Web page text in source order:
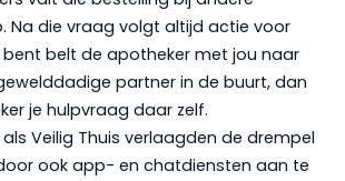
Na die vraag volgt altijd actie voor
bent belt de apotheker met jou naar
partner in de buurt, dan
je hulpvraag daar zelf.
Veilig Thuis verlaagden de drempel
ook app- en chatdiensten aan te